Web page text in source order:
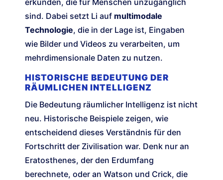
erkunden, die für Menschen unzugänglich
sind. Dabei setzt Li auf multimodale
Technologie, die in der Lage ist, Eingaben
wie Bilder und Videos zu verarbeiten, um
mehrdimensionale Daten zu nutzen.
HISTORISCHE BEDEUTUNG DER
RÄUMLICHEN INTELLIGENZ
Die Bedeutung räumlicher Intelligenz ist nicht
neu. Historische Beispiele zeigen, wie
entscheidend dieses Verständnis für den
Fortschritt der Zivilisation war. Denk nur an
Eratosthenes, der den Erdumfang
berechnete, oder an Watson und Crick, die